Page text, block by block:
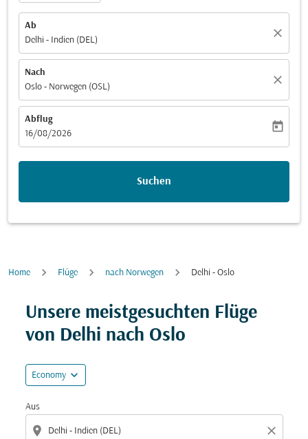
Ab
Delhi - Indien (DEL)
close
Nach
Oslo - Norwegen (OSL)
close
Abflug
fc-booking-departure-date-aria-label
16/08/2026
today
Suchen
Home Flüge nach Norwegen Delhi - Oslo
Unsere meistgesuchten Flüge
von Delhi nach Oslo
Economy expand_more
Aus
location_on close
Versuchen Sie, Ihre Route (Ursprung und/oder Ziel)